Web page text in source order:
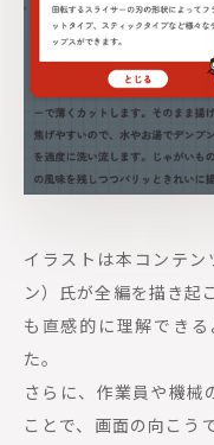
イラストは本コンテ
ン）氏が全編を描き起
も直感的に理解でき
た。
さらに、作業員や機械
ことで、画面の向こう